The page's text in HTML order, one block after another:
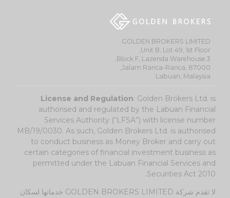
GOLDEN BROKERS LIMITED
Unit B, Lot 49, 1st Floor,
Block F, Lazenda Warehouse 3,
Jalam Ranca-Ranca, 87000,
Labuan, Malaysia
License and Regulation: Golden Brokers Ltd. is
authorised and regulated by the Labuan Financial
Services Authority (“LFSA”) with license number
MB/19/0030. As such, Golden Brokers Ltd. is authorised
to conduct business as Money Broker and carry out
certain categories of financial investment business as
permitted under the Labuan Financial Services and
Securities Act 2010.
لا تقدم شركة GOLDEN BROKERS LIMITED خدماتها لسكان